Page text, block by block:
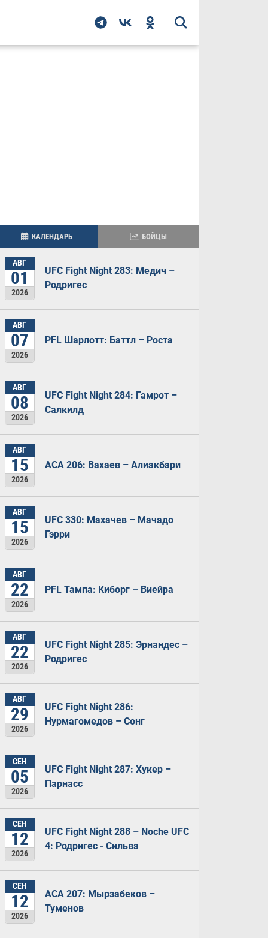
КАЛЕНДАРЬ БОЙЦЫ
АВГ
01
2026
UFC Fight Night 283: Медич –
Родригес
АВГ
07
2026
PFL Шарлотт: Баттл – Роста
АВГ
08
2026
UFC Fight Night 284: Гамрот –
Салкилд
АВГ
15
2026
ACA 206: Вахаев – Алиакбари
АВГ
15
2026
UFC 330: Махачев – Мачадо
Гэрри
АВГ
22
2026
PFL Тампа: Киборг – Виейра
АВГ
22
2026
UFC Fight Night 285: Эрнандес –
Родригес
АВГ
29
2026
UFC Fight Night 286:
Нурмагомедов – Сонг
СЕН
05
2026
UFC Fight Night 287: Хукер –
Парнасс
СЕН
12
2026
UFC Fight Night 288 – Noche UFC
4: Родригес - Сильва
СЕН
12
2026
ACA 207: Мырзабеков –
Туменов